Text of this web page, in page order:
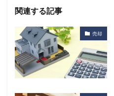
関連する記事
売却